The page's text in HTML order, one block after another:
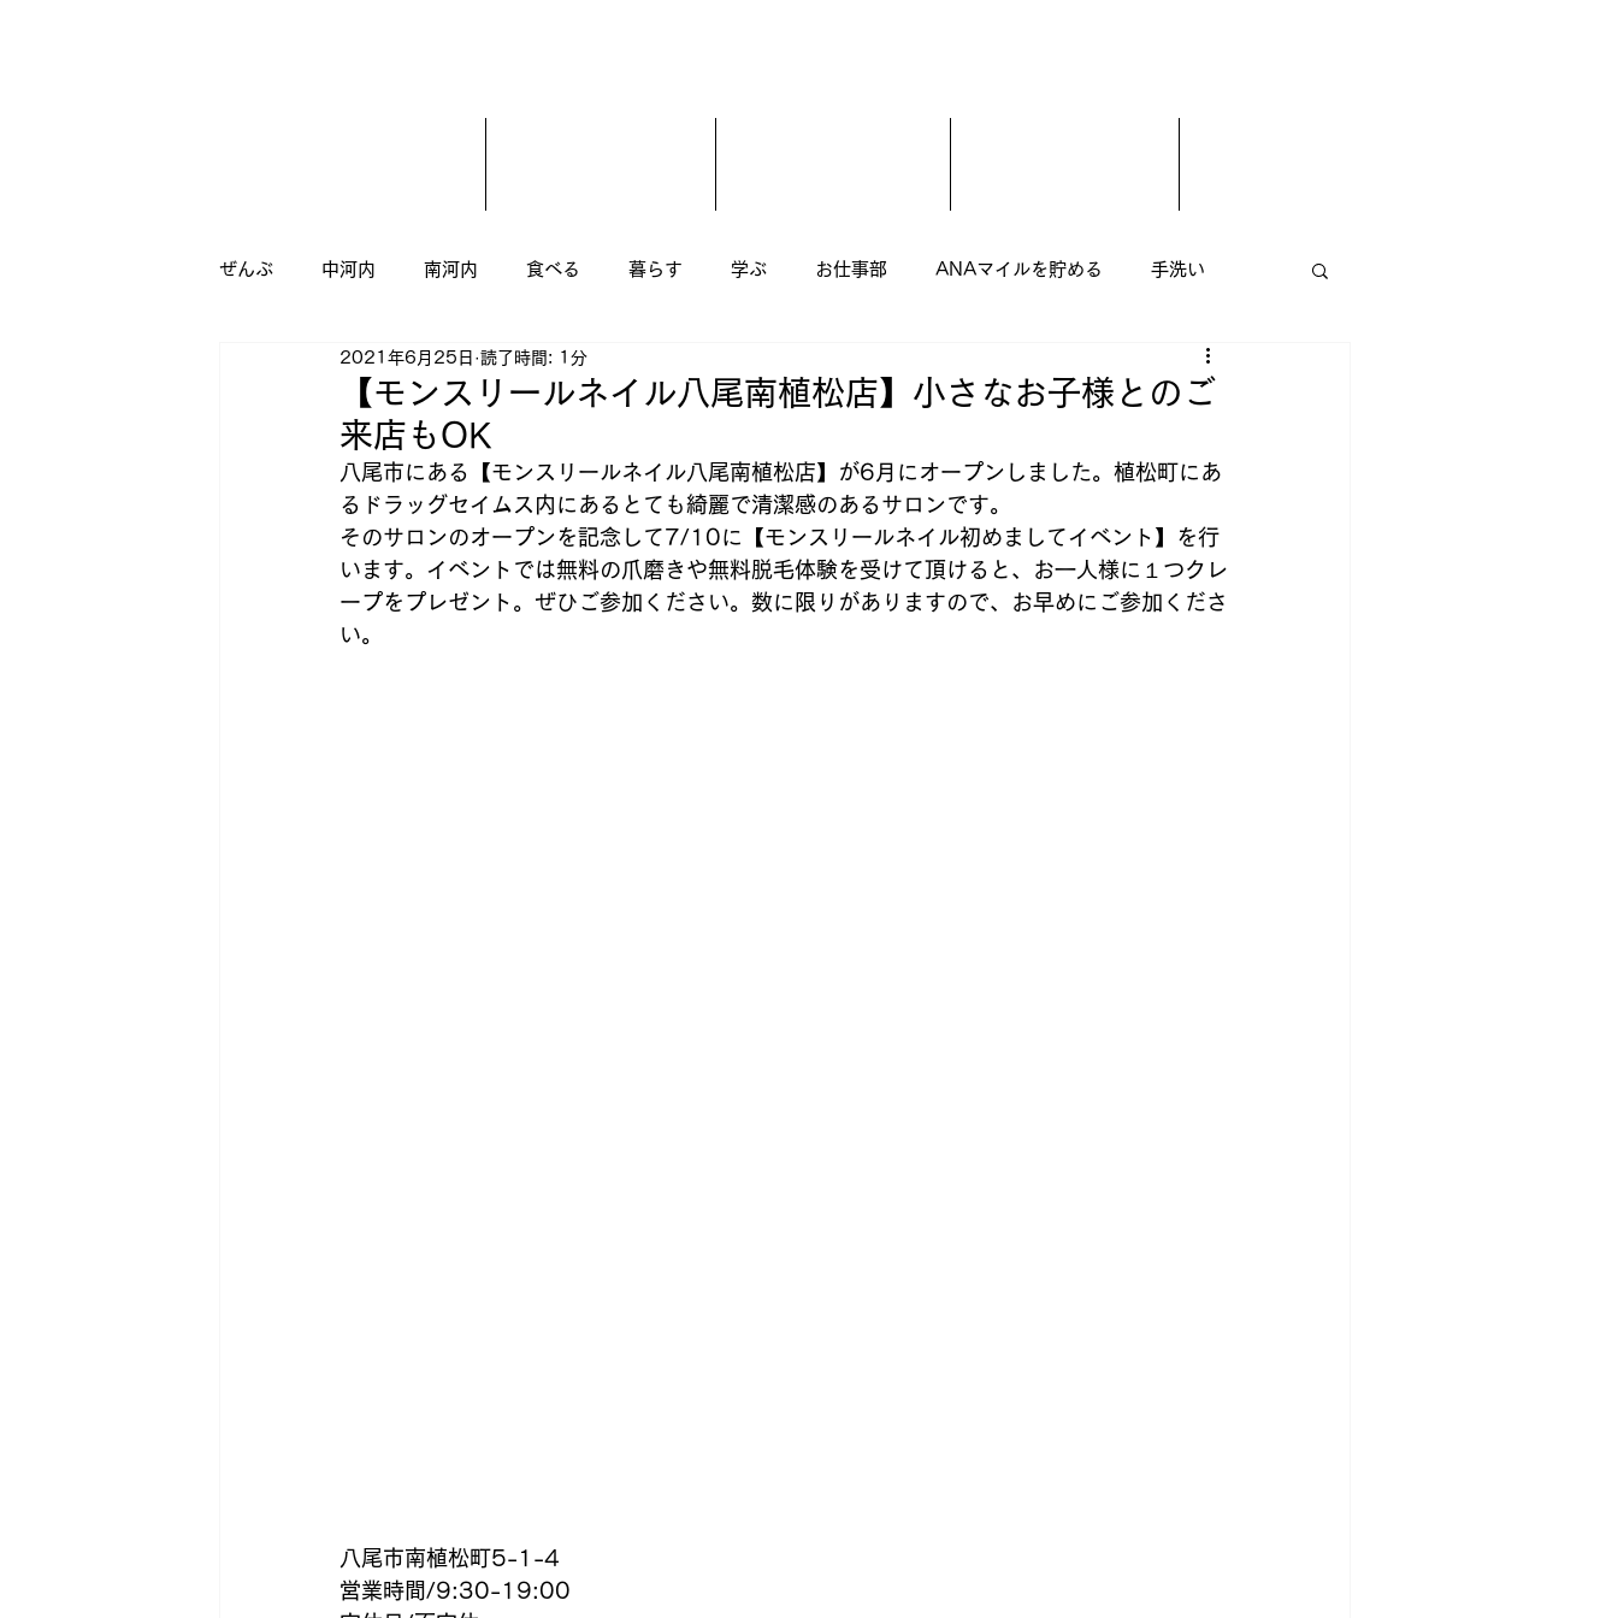
ぜんぶ 中河内 南河内 食べる 暮らす 学ぶ お仕事部 ANAマイルを貯める 手洗い
ダイエット 八尾市
新規オープン ドッグサロン 美容室 子ども まつ毛エクステ 美容整骨 小顔矯正
ポスティングスタッフ募集 バレーボール メンバー募集 テニスクラブ 和太鼓 洋服
【モンスリールネイル八尾南植松店】小さなお子様とのご
来店もOK
2021年6月25日 読了時間: 1分
八尾市にある【モンスリールネイル八尾南植松店】が6月にオープンしました。植松町にあ
るドラッグセイムス内にあるとても綺麗で清潔感のあるサロンです。
そのサロンのオープンを記念して7/10に【モンスリールネイル初めましてイベント】を行
います。イベントでは無料の爪磨きや無料脱毛体験を受けて頂けると、お一人様に１つクレ
ープをプレゼント。ぜひご参加ください。数に限りがありますので、お早めにご参加くださ
い。
八尾市南植松町5-1-4
営業時間/9:30-19:00